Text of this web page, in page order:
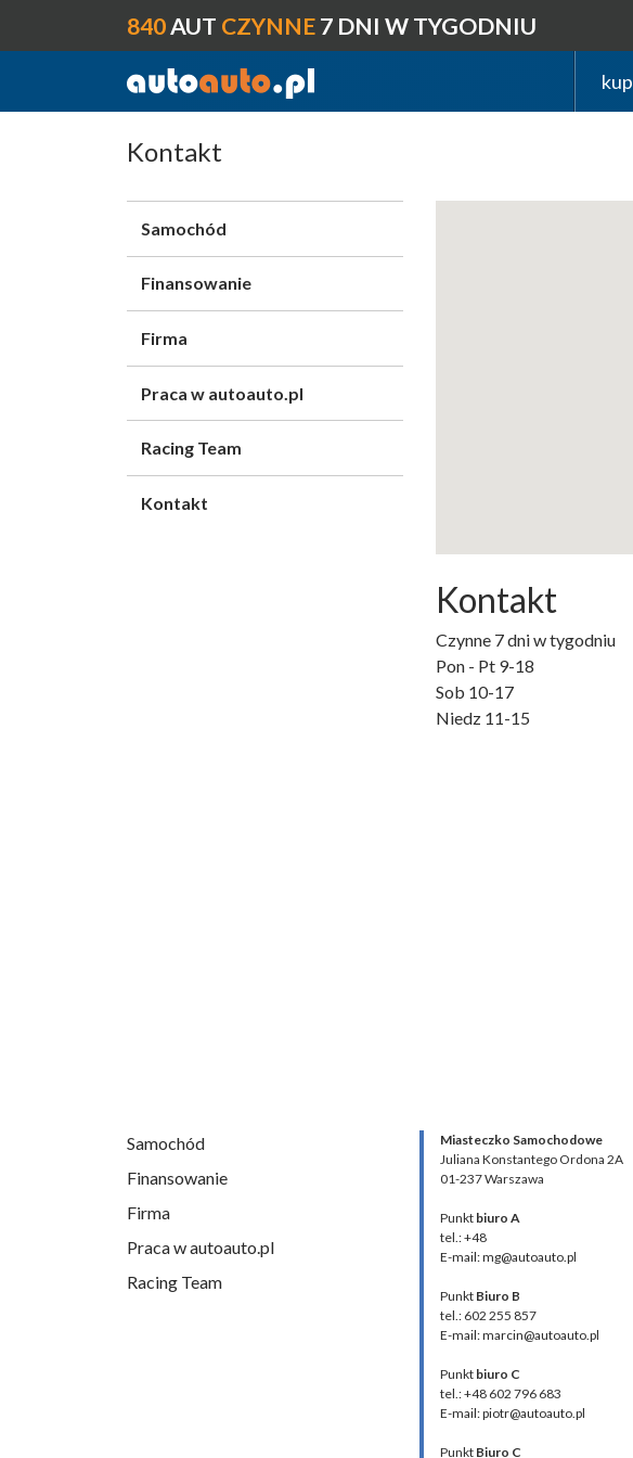
840AUT CZYNNE 7 DNI W TYGODNIU
kup
Kontakt
Samochód
Finansowanie
Firma
Praca w autoauto.pl
Racing Team
Kontakt
Kontakt
Czynne 7 dni w tygodniu
Pon - Pt 9-18
Sob 10-17
Niedz 11-15
Samochód
Finansowanie
Firma
Praca w autoauto.pl
Racing Team
Miasteczko Samochodowe
Juliana Konstantego Ordona 2A
01-237 Warszawa
Punkt biuro A
tel.: +48
E-mail: mg@autoauto.pl
Punkt Biuro B
tel.: 602 255 857
E-mail: marcin@autoauto.pl
Punkt biuro C
tel.: +48 602 796 683
E-mail: piotr@autoauto.pl
Punkt Biuro C